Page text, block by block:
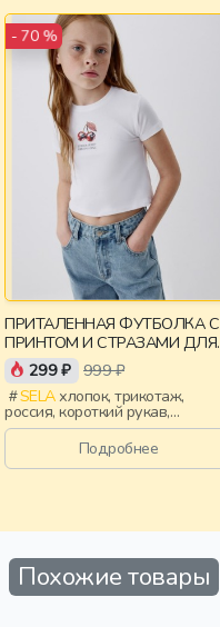
- 70 %
ПРИТАЛЕННАЯ ФУТБОЛКА С
ПРИНТОМ И СТРАЗАМИ ДЛЯ
ДЕВОЧЕК
299 ₽ 999 ₽
SELAхлопок, трикотаж,
россия, короткий рукав,
короткие, приталенные, принт,
вырез, круглый вырез,
эластичные, девочки, дети
Подробнее
Похожие товары